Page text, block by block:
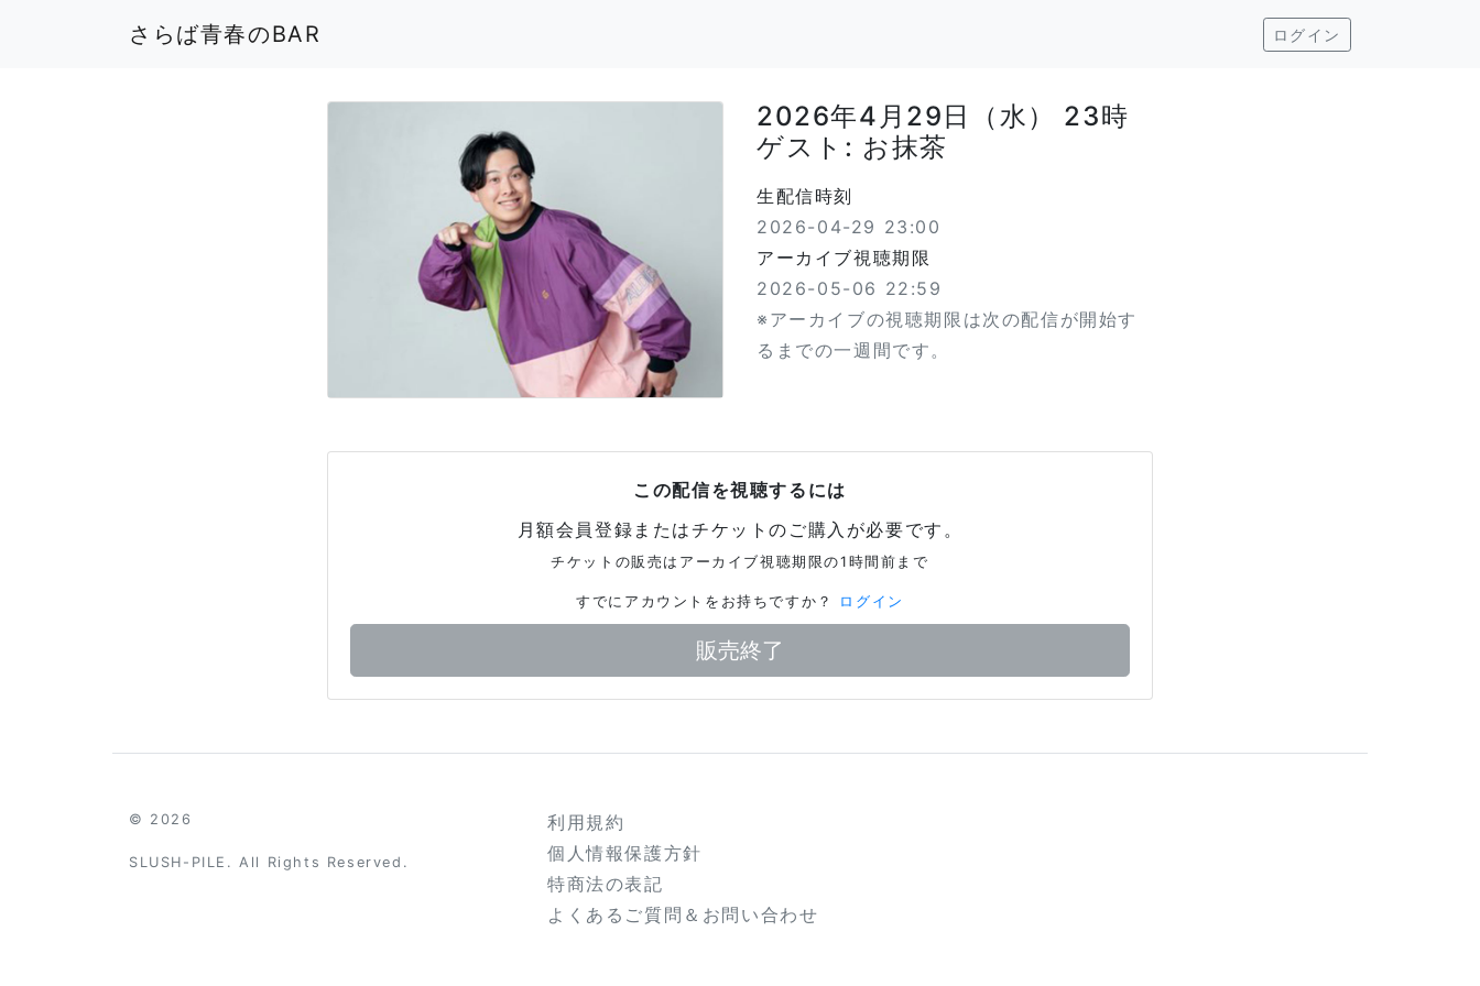
さらば青春のBAR ログイン
2026年4月29日（水） 23時
ゲスト: お抹茶
生配信時刻
2026-04-29 23:00
アーカイブ視聴期限
2026-05-06 22:59
※アーカイブの視聴期限は次の配信が開始す
るまでの一週間です。
この配信を視聴するには
月額会員登録またはチケットのご購入が必要です。
チケットの販売はアーカイブ視聴期限の1時間前まで
すでにアカウントをお持ちですか？ ログイン
販売終了
© 2026
SLUSH-PILE. All Rights Reserved.
利用規約
個人情報保護方針
特商法の表記
よくあるご質問＆お問い合わせ